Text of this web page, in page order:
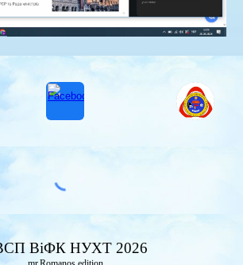
ВіФК НУХТ 2026